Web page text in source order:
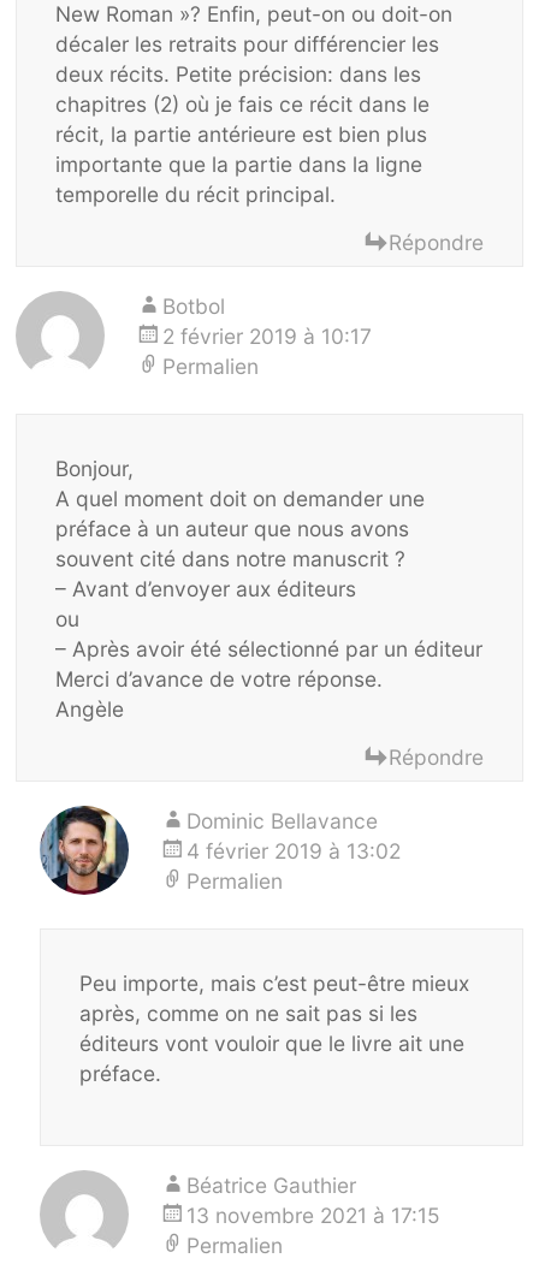
New Roman »? Enfin, peut-on ou doit-on
décaler les retraits pour différencier les
deux récits. Petite précision: dans les
chapitres (2) où je fais ce récit dans le
récit, la partie antérieure est bien plus
importante que la partie dans la ligne
temporelle du récit principal.
Répondre
Botbol
2 février 2019 à 10:17
Permalien
Bonjour,
A quel moment doit on demander une
préface à un auteur que nous avons
souvent cité dans notre manuscrit ?
– Avant d’envoyer aux éditeurs
ou
– Après avoir été sélectionné par un éditeur
Merci d’avance de votre réponse.
Angèle
Répondre
Dominic Bellavance
4 février 2019 à 13:02
Permalien
Peu importe, mais c’est peut-être mieux
après, comme on ne sait pas si les
éditeurs vont vouloir que le livre ait une
préface.
Béatrice Gauthier
13 novembre 2021 à 17:15
Permalien